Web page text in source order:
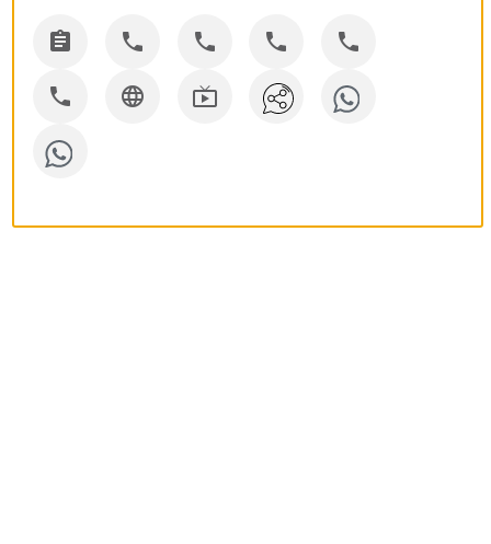
    
  